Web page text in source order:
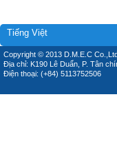
Tiếng Việt
Copyright © 2013 D.M.E.C
Địa chỉ: K190 Lê Duẩn, P. Tân
Điện thoại: (+84) 5113752506